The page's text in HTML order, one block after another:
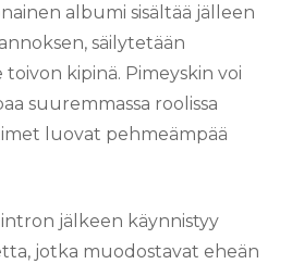
albumi sisältää jälleen
säilytetään
toivon kipinä. Pimeyskin voi
suuremmassa roolissa
luovat pehmeämpää
jälkeen käynnistyy
jotka muodostavat eheän